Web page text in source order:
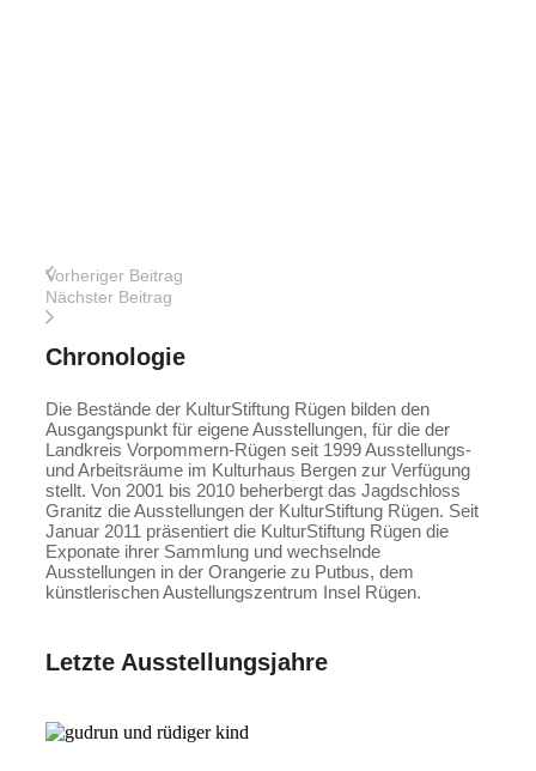
Vorheriger Beitrag
Nächster Beitrag
Chronologie
Die Bestände der KulturStiftung Rügen bilden den
Ausgangspunkt für eigene Ausstellungen, für die der
Landkreis Vorpommern-Rügen seit 1999 Ausstellungs-
und Arbeitsräume im Kulturhaus Bergen zur Verfügung
stellt. Von 2001 bis 2010 beherbergt das Jagdschloss
Granitz die Ausstellungen der KulturStiftung Rügen. Seit
Januar 2011 präsentiert die KulturStiftung Rügen die
Exponate ihrer Sammlung und wechselnde
Ausstellungen in der Orangerie zu Putbus, dem
künstlerischen Austellungszentrum Insel Rügen.
Letzte Ausstellungsjahre